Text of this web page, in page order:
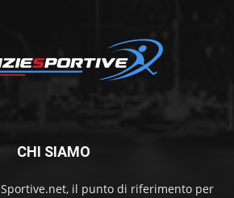
CHI SIAMO
il punto di riferimento per